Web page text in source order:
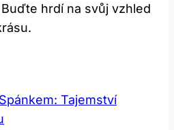
hrdí na svůj vzhled
Tajemství